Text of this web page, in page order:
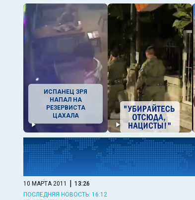
ИСПАНЕЦ ЗРЯ
НАПАЛ НА
РЕЗЕРВИСТА
ЦАХАЛА
10 МАРТА 2011 | 13:26
ПОСЛЕДНЯЯ НОВОСТЬ: 16:12